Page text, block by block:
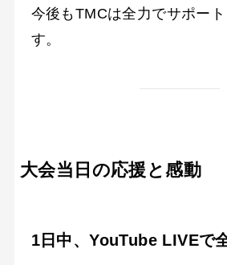
今後もTMCは全力でサポー
す。
大会当日の応援と感動
1日中、YouTube LIVEで